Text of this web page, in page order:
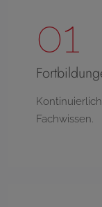
01
Fachwissen.